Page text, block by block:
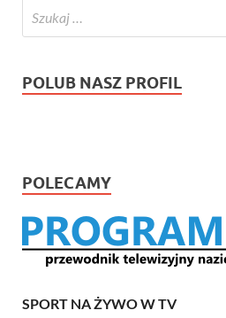
POLUB NASZ PROFIL
POLECAMY
SPORT NA ŻYWO W TV